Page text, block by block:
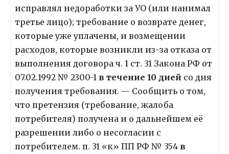
исправлял недоработки за УО (или нанимал
третье лицо); требование о возврате денег,
которые уже уплачены, и возмещении
расходов, которые возникли из-за отказа от
выполнения договора ч. 1 ст. 31 Закона РФ от
07.02.1992 № 2300-1 в течение 10 дней со дня
получения требования. — Сообщить о том,
что претензия (требование, жалоба
потребителя) получена и о дальнейшем её
разрешении либо о несогласии с
потребителем. п. 31 «к» ПП РФ № 354 в